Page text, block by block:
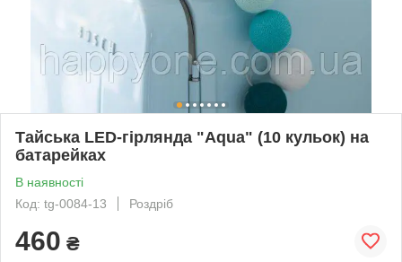
Тайська LED-гірлянда "Aqua" (10 кульок) на
батарейках
В наявності
Код: tg-0084-13
Роздріб
460 ₴